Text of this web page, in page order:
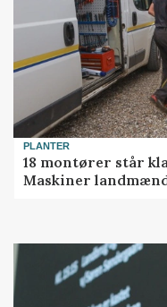
PLANTER
18 montører står
Maskiner